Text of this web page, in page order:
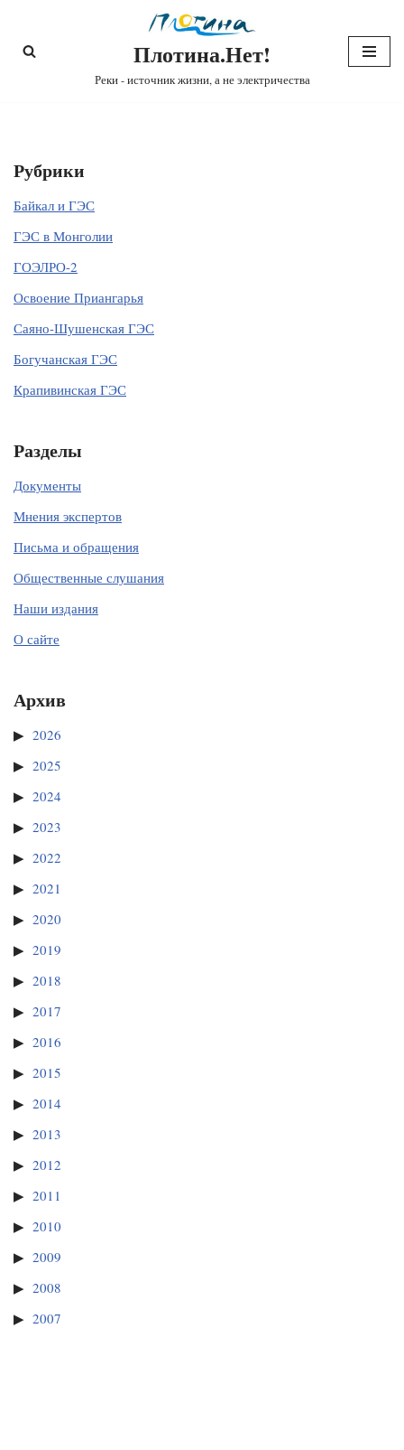
Перейти
Плотина.Нет!
Реки - источник жизни, а не электричества
Рубрики
Байкал и ГЭС
ГЭС в Монголии
ГОЭЛРО-2
Освоение Приангарья
Саяно-Шушенская ГЭС
Богучанская ГЭС
Крапивинская ГЭС
Разделы
Документы
Мнения экспертов
Письма и обращения
Общественные слушания
Наши издания
О сайте
Архив
2026
2025
2024
2023
2022
2021
2020
2019
2018
2017
2016
2015
2014
2013
2012
2011
2010
2009
2008
2007